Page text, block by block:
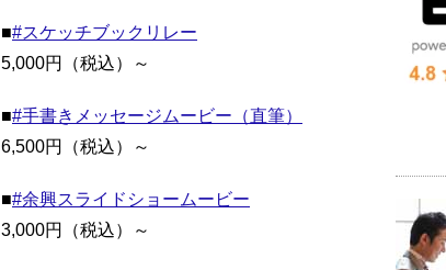
■#スケッチブックリレー
5,000円（税込）～
■#手書きメッセージムービー（直筆）
6,500円（税込）～
■#余興スライドショームービー
3,000円（税込）～